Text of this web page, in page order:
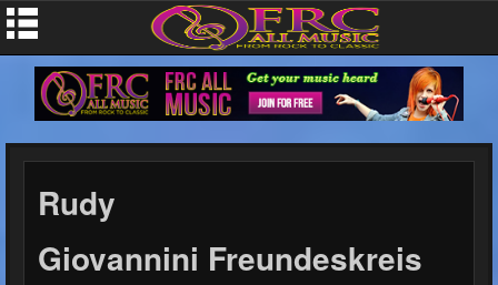
Rudy
Giovannini Freundeskreis